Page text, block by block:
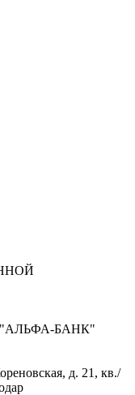
БАНК"
д. 21, кв./